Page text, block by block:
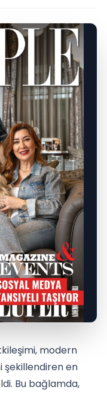
modern
şekillendiren en
Bu bağlamda,